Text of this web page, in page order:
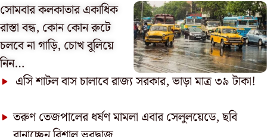
সোমবার কলকাতার একাধিক
রাস্তা বন্ধ, কোন কোন রুটে
চলবে না গাড়ি, চোখ বুলিয়ে
নিন…
এসি শাটল বাস চালাবে রাজ্য সরকার, ভাড়া মাত্র ৩৯ টাকা!
তরুণ তেজপালের ধর্ষণ মামলা এবার সেলুলয়েডে, ছবি